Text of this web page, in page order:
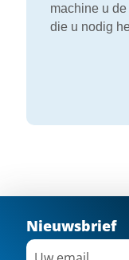
machine u
die u nodig
Nieuwsbrief